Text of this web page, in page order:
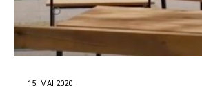
15. MAI 2020